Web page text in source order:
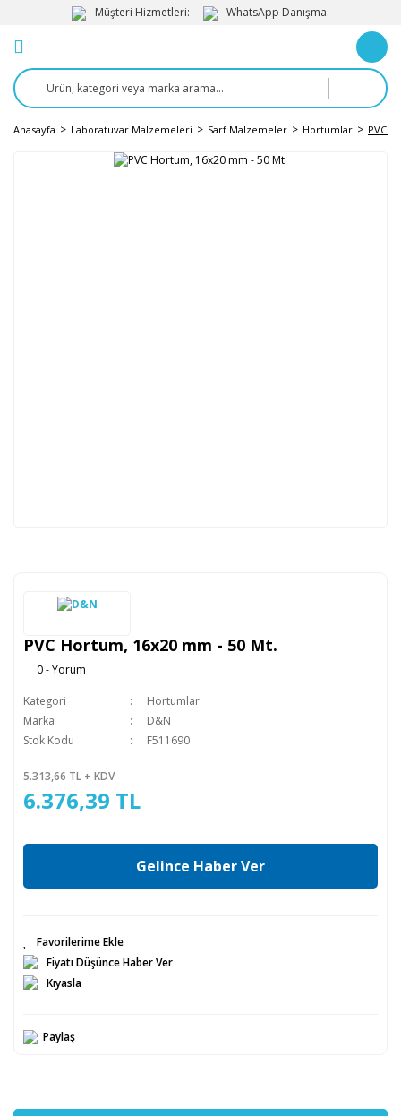
Müşteri Hizmetleri: WhatsApp Danışma:
Anasayfa Laboratuvar Malzemeleri Sarf Malzemeler Hortumlar PVC
PVC Hortum, 16x20 mm - 50 Mt.
0 - Yorum
Kategori
Hortumlar
Marka
D&N
Stok Kodu
F511690
5.313,66 TL + KDV
6.376,39 TL
Gelince Haber Ver
Fiyatı Düşünce Haber Ver
Kıyasla
Paylaş